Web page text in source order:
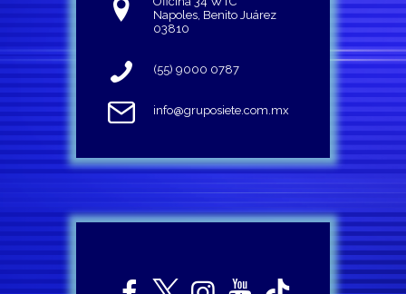
Napoles, Benito Juárez
03810
(55) 9000 0787
info@gruposiete.com.mx